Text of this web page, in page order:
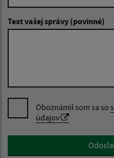
Text vašej správy (povinné)
Oboznámil som sa so
údajov
Google reCaptcha Response